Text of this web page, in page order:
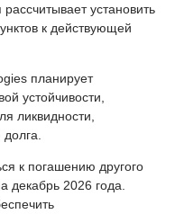
установить
к действующей
планирует
устойчивости,
ликвидности,
к погашению другого
декабрь 2026 года.